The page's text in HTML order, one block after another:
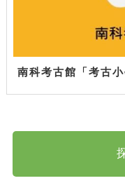
南科考古館「考古